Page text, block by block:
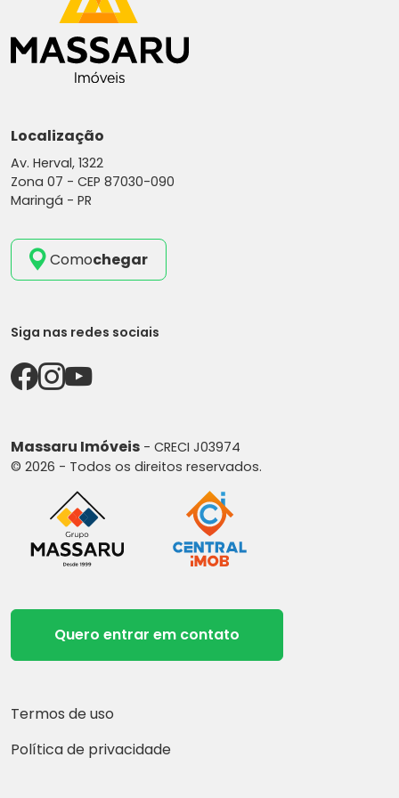
- Sala 02 Ambientes;
- Banheiro Social;
- Varanda.
Diferenciais estrutura pronta para produção
agrícola, casas amplas, localização privilegiada
em Marialva e escritura individual.
AGENDE UMA VISITA!
Para mais informações:
Av. Herval, 1322, Zona 07 - Maringá/PR
44 99119-1555 Corretor Orozil Pimenta
Instagram: grupomassaru
Localização
Av. Herval, 1322
Zona 07 - CEP 87030-090
Maringá - PR
Comochegar
Siga nas redes sociais
Massaru Imóveis - CRECI J03974
© 2026 - Todos os direitos reservados.
Quero entrar em contato
Termos de uso
Política de privacidade